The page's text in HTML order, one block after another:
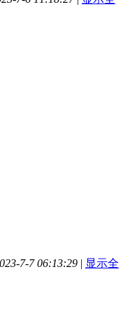
7-7 06:13:29 | 显示全